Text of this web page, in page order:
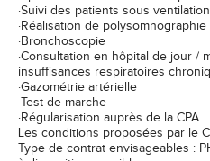
·Suivi des patients sous ventilation
·Réalisation de
·Bronchoscopie
·Consultation en hôpital de jour /
insuffisances respiratoires
·Gazométrie artérielle
·Test de marche
·Régularisation auprès de la CPA
Les conditions proposées par le
Type de contrat envisageables :